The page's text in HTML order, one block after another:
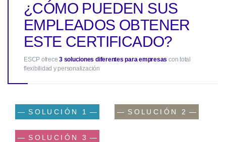
¿CÓMO PUEDEN SUS
EMPLEADOS OBTENER
ESTE CERTIFICADO?
ESCP ofrece3 soluciones diferentes para empresascon total
flexibilidad y personalización
— S O L U C I Ó N 1 — — S O L U C I Ó N 2 —
— S O L U C I Ó N 3 —